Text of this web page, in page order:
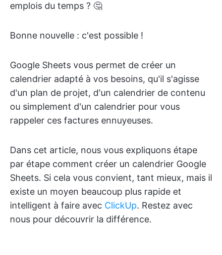
emplois du temps ? 🤔
Bonne nouvelle : c'est possible !
Google Sheets vous permet de créer un
calendrier adapté à vos besoins, qu'il s'agisse
d'un plan de projet, d'un calendrier de contenu
ou simplement d'un calendrier pour vous
rappeler ces factures ennuyeuses.
Dans cet article, nous vous expliquons étape
par étape comment créer un calendrier Google
Sheets. Si cela vous convient, tant mieux, mais il
existe un moyen beaucoup plus rapide et
intelligent à faire avec ClickUp. Restez avec
nous pour découvrir la différence.